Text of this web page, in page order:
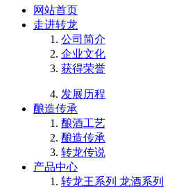
网站首页
走进转龙
公司简介
企业文化
获得荣誉
发展历程
酿造传承
酿酒工艺
酿造传承
转龙传说
产品中心
转龙王系列 龙酒系列